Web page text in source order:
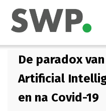
De paradox
Artificial
en na Covid-19